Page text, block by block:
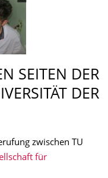
SEITEN DER
DER
zwischen TU
für